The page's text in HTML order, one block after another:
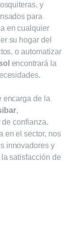
y
para
en cualquier
su hogar del
o automatizar
encontrará la
encarga de la
,
confianza.
en el sector, nos
innovadores y
satisfacción de